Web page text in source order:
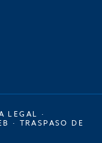
LEGAL ·
· TRASPASO DE